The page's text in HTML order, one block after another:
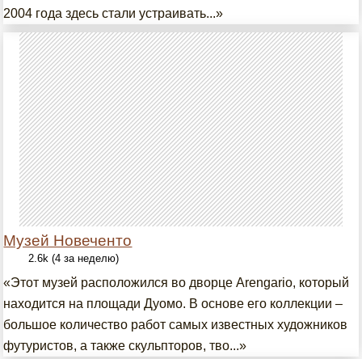
2004 года здесь стали устраивать...»
Музей Новеченто
2.6k (4 за неделю)
«Этот музей расположился во дворце Arengario, который
находится на площади Дуомо. В основе его коллекции –
большое количество работ самых известных художников
футуристов, а также скульпторов, тво...»